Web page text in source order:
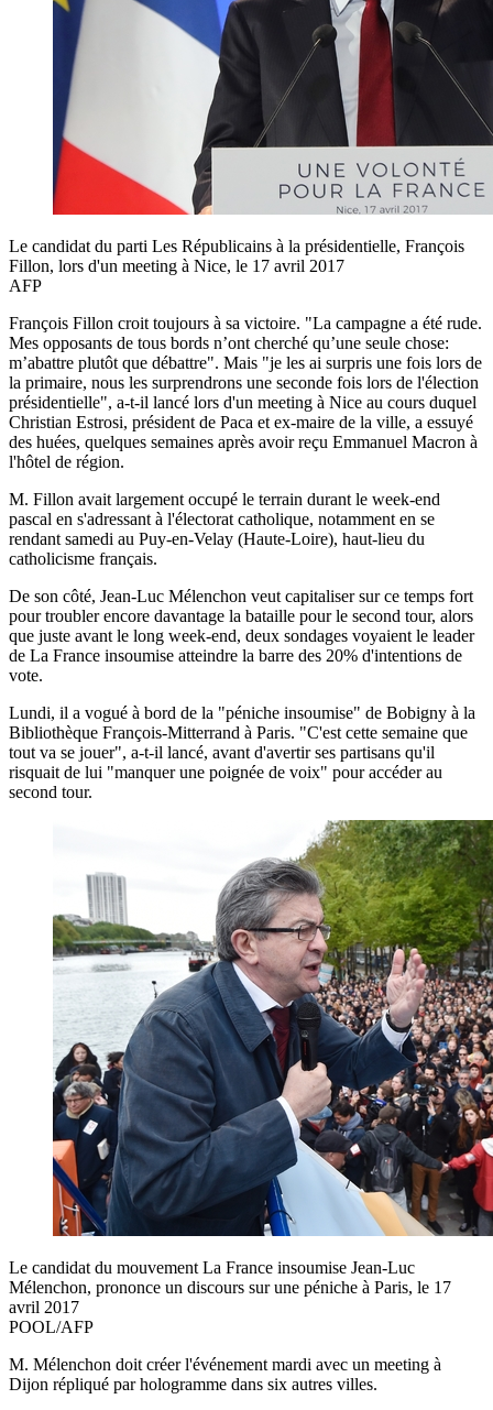
Le candidat du parti Les Républicains à la présidentielle, François
Fillon, lors d'un meeting à Nice, le 17 avril 2017
AFP
François Fillon croit toujours à sa victoire. "La campagne a été rude.
Mes opposants de tous bords n’ont cherché qu’une seule chose:
m’abattre plutôt que débattre". Mais "je les ai surpris une fois lors de
la primaire, nous les surprendrons une seconde fois lors de l'élection
présidentielle", a-t-il lancé lors d'un meeting à Nice au cours duquel
Christian Estrosi, président de Paca et ex-maire de la ville, a essuyé
des huées, quelques semaines après avoir reçu Emmanuel Macron à
l'hôtel de région.
M. Fillon avait largement occupé le terrain durant le week-end
pascal en s'adressant à l'électorat catholique, notamment en se
rendant samedi au Puy-en-Velay (Haute-Loire), haut-lieu du
catholicisme français.
De son côté, Jean-Luc Mélenchon veut capitaliser sur ce temps fort
pour troubler encore davantage la bataille pour le second tour, alors
que juste avant le long week-end, deux sondages voyaient le leader
de La France insoumise atteindre la barre des 20% d'intentions de
vote.
Lundi, il a vogué à bord de la "péniche insoumise" de Bobigny à la
Bibliothèque François-Mitterrand à Paris. "C'est cette semaine que
tout va se jouer", a-t-il lancé, avant d'avertir ses partisans qu'il
risquait de lui "manquer une poignée de voix" pour accéder au
second tour.
Le candidat du mouvement La France insoumise Jean-Luc
Mélenchon, prononce un discours sur une péniche à Paris, le 17
avril 2017
POOL/AFP
M. Mélenchon doit créer l'événement mardi avec un meeting à
Dijon répliqué par hologramme dans six autres villes.